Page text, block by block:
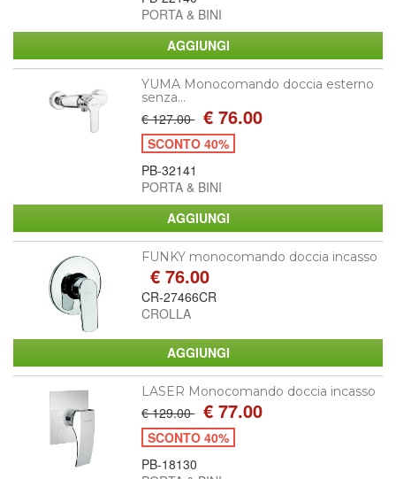
PORTA & BINI
YUMA Monocomando doccia esterno
senza...
€ 127.00 € 76.00
SCONTO 40%
PB-32141
PORTA & BINI
FUNKY monocomando doccia incasso
€ 76.00
CR-27466CR
CROLLA
LASER Monocomando doccia incasso
€ 129.00 € 77.00
SCONTO 40%
PB-18130